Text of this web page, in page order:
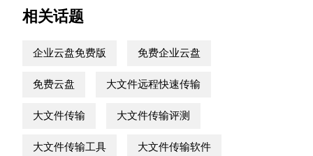
相关话题
企业云盘免费版 免费企业云盘
免费云盘 大文件远程快速传输
大文件传输 大文件传输评测
大文件传输工具 大文件传输软件